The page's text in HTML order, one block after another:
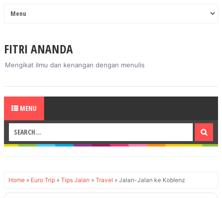
FITRI ANANDA
Mengikat ilmu dan kenangan dengan menulis
MENU
Home » Euro Trip » Tips Jalan » Travel » Jalan-Jalan ke Koblenz